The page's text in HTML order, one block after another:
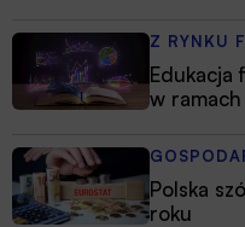
Z RYNKU
Edukacja
w
Polska
roku